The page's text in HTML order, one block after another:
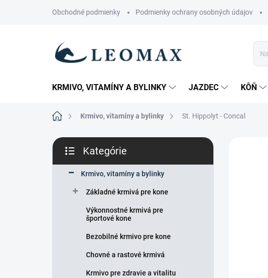
Obchodné podmienky Podmienky ochrany osobných údajov
KRMIVO, VITAMÍNY A BYLINKY JAZDEC KÔŇ
DomovKrmivo, vitamíny a bylinky St. Hippolyt - Concal
B
č
kategórie
Kategórie
Krmivo, vitamíny a bylinky
Základné krmivá pre kone
Výkonnostné krmivá pre
športové kone
Bezobilné krmivo pre kone
Chovné a rastové krmivá
Krmivo pre zdravie a vitalitu